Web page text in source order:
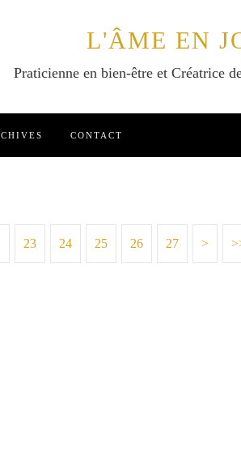
L'ÂME EN
Praticienne en bien-être et Créatrice
CONTACT
23 24 25 26 27 >